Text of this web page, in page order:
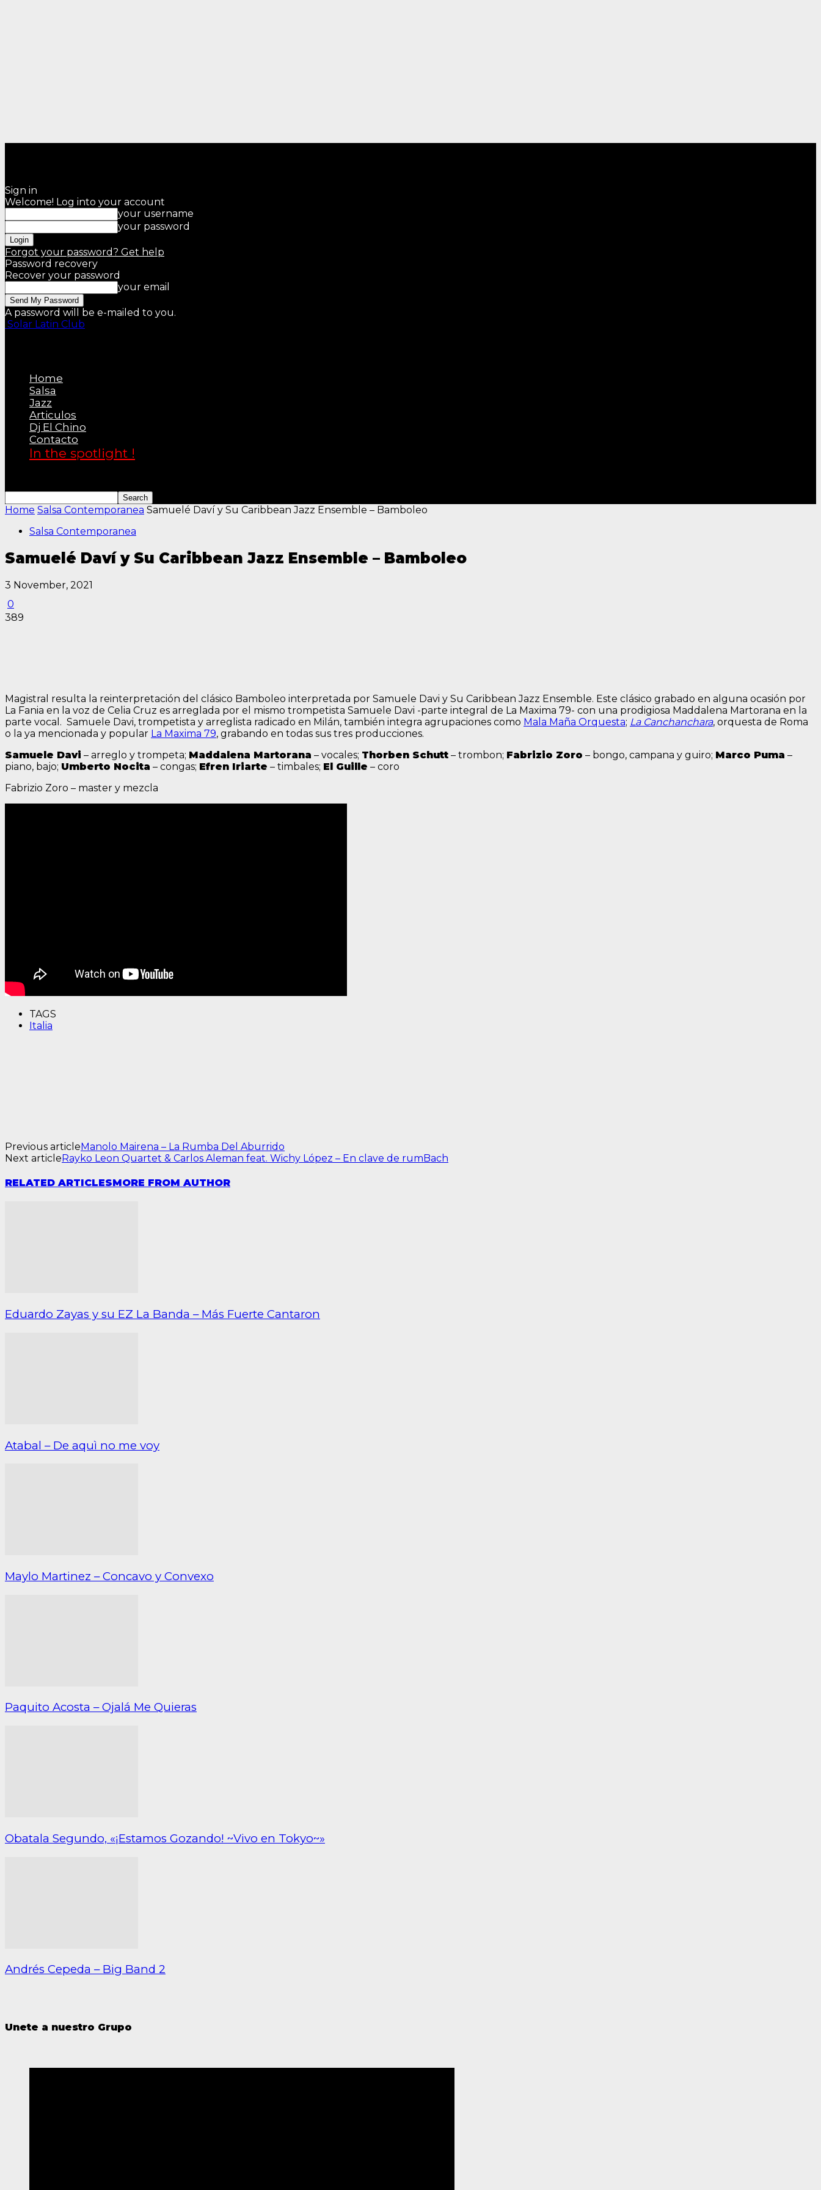
Sign in
Welcome! Log into your account
your username
your password
Forgot your password? Get help
Password recovery
Recover your password
your email
A password will be e-mailed to you.
Solar Latin Club
Home
Salsa
Jazz
Articulos
Dj El Chino
Contacto
In the spotlight !
Home Salsa Contemporanea Samuelé Daví y Su Caribbean Jazz Ensemble – Bamboleo
Salsa Contemporanea
Samuelé Daví y Su Caribbean Jazz Ensemble – Bamboleo
3 November, 2021
0
389
Magistral resulta la reinterpretación del clásico Bamboleo interpretada por Samuele Davi y Su Caribbean Jazz Ensemble. Este clásico grabado en alguna ocasión por
La Fania en la voz de Celia Cruz es arreglada por el mismo trompetista Samuele Davi -parte integral de La Maxima 79- con una prodigiosa Maddalena Martorana en la
parte vocal. Samuele Davi, trompetista y arreglista radicado en Milán, también integra agrupaciones como Mala Maña Orquesta; La Canchanchara, orquesta de Roma
o la ya mencionada y popular La Maxima 79, grabando en todas sus tres producciones.
Samuele Davi – arreglo y trompeta; Maddalena Martorana – vocales; Thorben Schutt – trombon; Fabrizio Zoro – bongo, campana y guiro; Marco Puma –
piano, bajo; Umberto Nocita – congas; Efren Iriarte – timbales; El Guille – coro
Fabrizio Zoro – master y mezcla
TAGS
Italia
Previous articleManolo Mairena – La Rumba Del Aburrido
Next articleRayko Leon Quartet & Carlos Aleman feat. Wichy López – En clave de rumBach
RELATED ARTICLESMORE FROM AUTHOR
Eduardo Zayas y su EZ La Banda – Más Fuerte Cantaron
Atabal – De aquì no me voy
Maylo Martinez – Concavo y Convexo
Paquito Acosta – Ojalá Me Quieras
Obatala Segundo, «¡Estamos Gozando! ~Vivo en Tokyo~»
Andrés Cepeda – Big Band 2
Unete a nuestro Grupo